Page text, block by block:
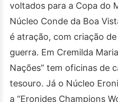
voltados para a Copa do
Núcleo Conde da Boa
é atração, com criação
guerra. Em Cremilda
Nações” tem oficinas de
tesouro. Já o Núcleo
a “Eronides Champions